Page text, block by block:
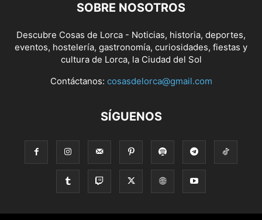
SOBRE NOSOTROS
Descubre Cosas de Lorca - Noticias, historia, deportes,
eventos, hostelería, gastronomía, curiosidades, fiestas y
cultura de Lorca, la Ciudad del Sol
Contáctanos: cosasdelorca@gmail.com
SÍGUENOS